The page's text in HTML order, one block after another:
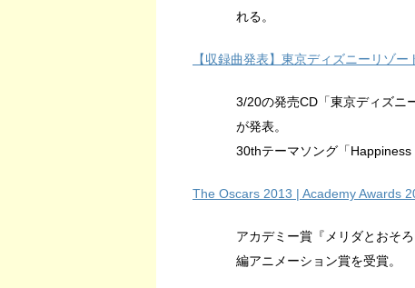
れる。
【収録曲発表】東京ディズニーリゾ
3/20の発売CD「東京ディズニ
が発表。
30thテーマソング「Happiness
The Oscars 2013 | Academy Awards
アカデミー賞『メリダとおそ
編アニメーション賞を受賞。